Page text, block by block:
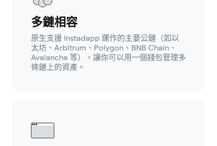
多鏈相容
原生支援 Instadapp 運作的主要公鏈（如以
太坊、Arbitrum、Polygon、BNB Chain、
Avalanche 等），讓你可以用一個錢包管理多
條鏈上的資產。